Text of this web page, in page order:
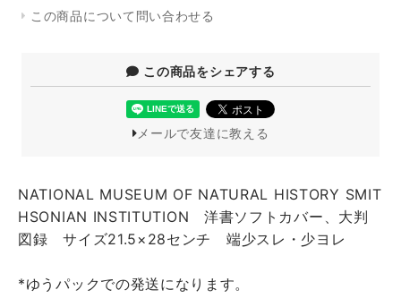
この商品について問い合わせる
この商品をシェアする
メールで友達に教える
NATIONAL MUSEUM OF NATURAL HISTORY SMIT
HSONIAN INSTITUTION 洋書ソフトカバー、大判
図録 サイズ21.5×28センチ 端少スレ・少ヨレ
*ゆうパックでの発送になります。